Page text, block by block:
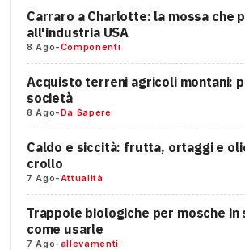
Carraro a Charlotte: la mossa che
all'industria USA
8 Ago-Componenti
Acquisto terreni agricoli montani:
società
8 Ago-Da Sapere
Caldo e siccità: frutta, ortaggi e
crollo
7 Ago-Attualità
Trappole biologiche per mosche in
come usarle
7 Ago-allevamenti